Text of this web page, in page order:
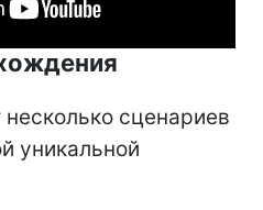
сценариев
уникальной